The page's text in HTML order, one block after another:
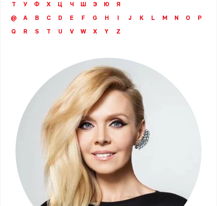
Т
У Ф Х Ц Ч Ш Э Ю
Я
@
A B C D E F G H I J K L M N O
P
Q
R S T U V W X Y Z